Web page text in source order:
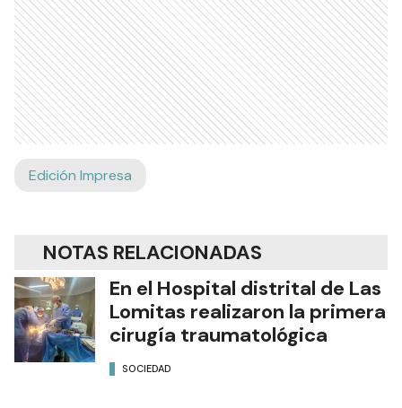
Edición Impresa
NOTAS RELACIONADAS
En el Hospital distrital de Las
Lomitas realizaron la primera
cirugía traumatológica
SOCIEDAD